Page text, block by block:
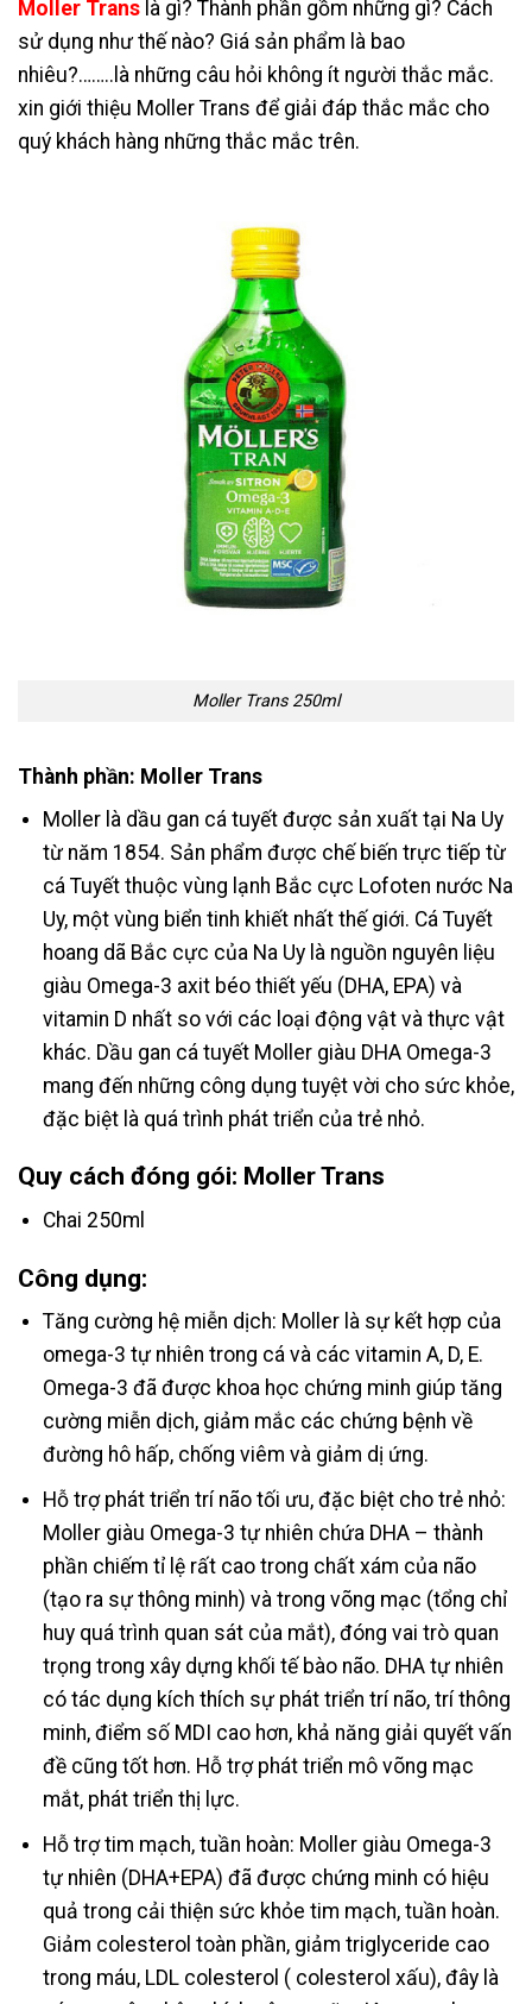
Moller Trans là gì? Thành phần gồm những gì? Cách
sử dụng như thế nào? Giá sản phẩm là bao
nhiêu?……..là những câu hỏi không ít người thắc mắc.
xin giới thiệu Moller Trans để giải đáp thắc mắc cho
quý khách hàng những thắc mắc trên.
Moller Trans 250ml
Thành phần: Moller Trans
Moller là dầu gan cá tuyết được sản xuất tại Na Uy
từ năm 1854. Sản phẩm được chế biến trực tiếp từ
cá Tuyết thuộc vùng lạnh Bắc cực Lofoten nước Na
Uy, một vùng biển tinh khiết nhất thế giới. Cá Tuyết
hoang dã Bắc cực của Na Uy là nguồn nguyên liệu
giàu Omega-3 axit béo thiết yếu (DHA, EPA) và
vitamin D nhất so với các loại động vật và thực vật
khác. Dầu gan cá tuyết Moller giàu DHA Omega-3
mang đến những công dụng tuyệt vời cho sức khỏe,
đặc biệt là quá trình phát triển của trẻ nhỏ.
Quy cách đóng gói: Moller Trans
Chai 250ml
Công dụng:
Tăng cường hệ miễn dịch: Moller là sự kết hợp của
omega-3 tự nhiên trong cá và các vitamin A, D, E.
Omega-3 đã được khoa học chứng minh giúp tăng
cường miễn dịch, giảm mắc các chứng bệnh về
đường hô hấp, chống viêm và giảm dị ứng.
Hỗ trợ phát triển trí não tối ưu, đặc biệt cho trẻ nhỏ:
Moller giàu Omega-3 tự nhiên chứa DHA – thành
phần chiếm tỉ lệ rất cao trong chất xám của não
(tạo ra sự thông minh) và trong võng mạc (tổng chỉ
huy quá trình quan sát của mắt), đóng vai trò quan
trọng trong xây dựng khối tế bào não. DHA tự nhiên
có tác dụng kích thích sự phát triển trí não, trí thông
minh, điểm số MDI cao hơn, khả năng giải quyết vấn
đề cũng tốt hơn. Hỗ trợ phát triển mô võng mạc
mắt, phát triển thị lực.
Hỗ trợ tim mạch, tuần hoàn: Moller giàu Omega-3
tự nhiên (DHA+EPA) đã được chứng minh có hiệu
quả trong cải thiện sức khỏe tim mạch, tuần hoàn.
Giảm colesterol toàn phần, giảm triglyceride cao
trong máu, LDL colesterol ( colesterol xấu), đây là